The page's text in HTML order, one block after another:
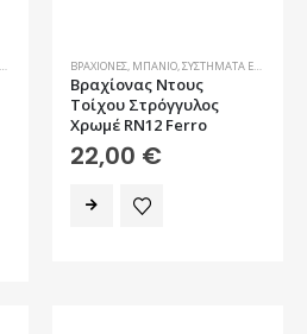
ΒΡΑΧΊΟΝΕΣ, ΜΠΆΝΙΟ,ΣΥΣΤΉΜΑΤΑ ΕΝΤΟΙΧΙΣΜΟΎ
Βραχίονας Ντους
Τοίχου Στρόγγυλος
Χρωμέ RN12 Ferro
22,00 €